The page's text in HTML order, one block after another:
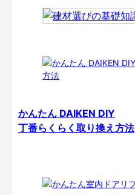
かんたん DAIKEN DIY
丁番らくらく取り換え方法